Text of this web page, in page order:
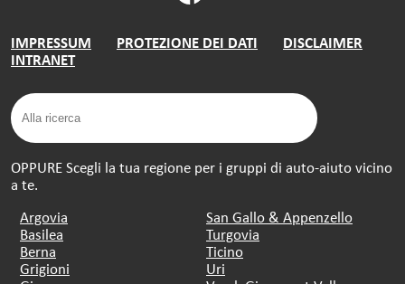
IMPRESSUM PROTEZIONE DEI DATI
DISCLAIMER
INTRANET
OPPURE Scegli la tua regione per i gruppi di auto-aiuto vicino
a te.
Argovia
Basilea
Berna
Grigioni
San Gallo & Appenzello
Turgovia
Ticino
Uri